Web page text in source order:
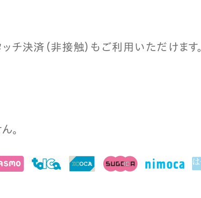
チ決済（⾮接触）もご利⽤いただけます。
。